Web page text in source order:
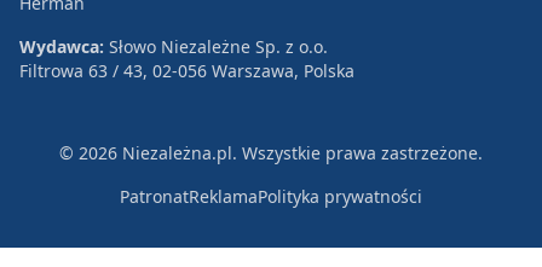
Wydawca: Słowo Niezależne Sp. z o.o.
Filtrowa 63 / 43, 02-056 Warszawa, Polska
© 2026 Niezależna.pl. Wszystkie prawa zastrzeżone.
PatronatReklamaPolityka prywatności